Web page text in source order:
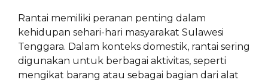
Rantai memiliki peranan penting dalam
kehidupan sehari-hari masyarakat Sulawesi
Tenggara. Dalam konteks domestik, rantai sering
digunakan untuk berbagai aktivitas, seperti
mengikat barang atau sebagai bagian dari alat